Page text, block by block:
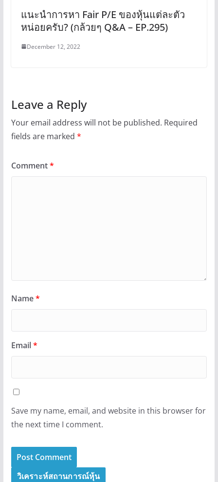
แนะนำการหา Fair P/E ของหุ้นแต่ละตัว
หน่อยครับ? (กล้วยๆ Q&A – EP.295)
December 12, 2022
Leave a Reply
Your email address will not be published. Required
fields are marked *
Comment*
Name*
Email*
Save my name, email, and website in this browser for
the next time I comment.
วิเคราะห์สถานการณ์หุ้น